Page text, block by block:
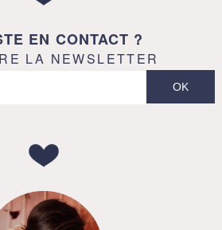
EN CONTACT ?
LA NEWSLETTER